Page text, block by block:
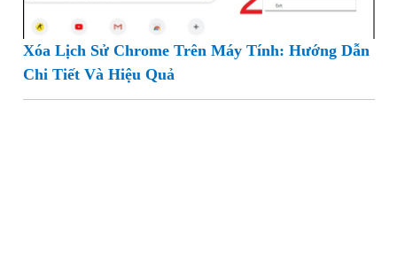
Xóa Lịch Sử Chrome Trên Máy Tính: Hướng Dẫn
Chi Tiết Và Hiệu Quả